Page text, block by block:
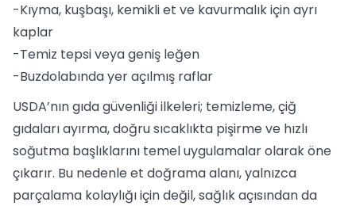
-Kıyma, kuşbaşı, kemikli et ve kavurmalık için ayrı
kaplar
-Temiz tepsi veya geniş leğen
-Buzdolabında yer açılmış raflar
USDA’nın gıda güvenliği ilkeleri; temizleme, çiğ
gıdaları ayırma, doğru sıcaklıkta pişirme ve hızlı
soğutma başlıklarını temel uygulamalar olarak öne
çıkarır. Bu nedenle et doğrama alanı, yalnızca
parçalama kolaylığı için değil, sağlık açısından da